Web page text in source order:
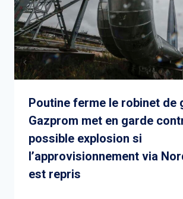
Poutine ferme le robinet de
Gazprom met en garde
possible explosion si
l’approvisionnement via
est repris